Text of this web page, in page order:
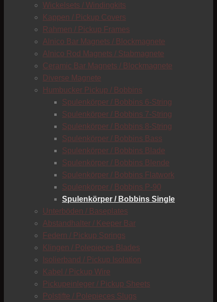
Wickelsets / Windingkits
Kappen / Pickup Covers
Rahmen / Pickup Frames
Alnico Bar Magnets / Blockmagnete
Alnico Rod Magnets / Stabmagnete
Ceramic Bar Magnets / Blockmagnete
Diverse Magnete
Humbucker Pickup / Bobbins
Spulenkörper / Bobbins 6-String
Spulenkörper / Bobbins 7-String
Spulenkörper / Bobbins 8-String
Spulenkörper / Bobbins Bass
Spulenkörper / Bobbins Blade
Spulenkörper / Bobbins Blende
Spulenkörper / Bobbins Flatwork
Spulenkörper / Bobbins P-90
Spulenkörper / Bobbins Single
Unterböden / Baseplates
Abstandhalter / Keeper Bar
Federn / Pickup Springs
Klingen / Polepieces Blades
Isolierband / Pickup Isolation
Kabel / Pickup Wire
Pickupeinleger / Pickup Sheets
Polstifte / Polepieces Slugs